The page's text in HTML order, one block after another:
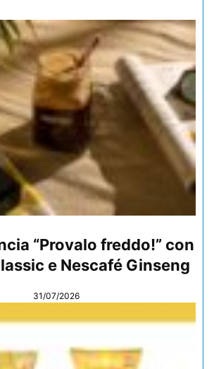
“Provalo freddo!” con
e Nescafé Ginseng
31/07/2026